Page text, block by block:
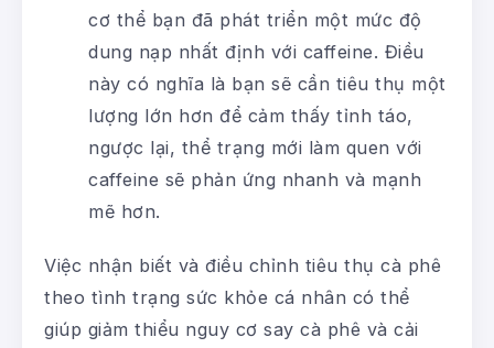
cơ thể bạn đã phát triển một mức độ
dung nạp nhất định với caffeine. Điều
này có nghĩa là bạn sẽ cần tiêu thụ một
lượng lớn hơn để cảm thấy tỉnh táo,
ngược lại, thể trạng mới làm quen với
caffeine sẽ phản ứng nhanh và mạnh
mẽ hơn.
Việc nhận biết và điều chỉnh tiêu thụ cà phê
theo tình trạng sức khỏe cá nhân có thể
giúp giảm thiểu nguy cơ say cà phê và cải